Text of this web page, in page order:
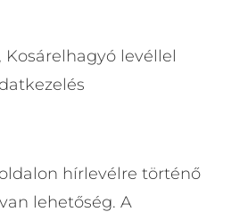
Kosárelhagyó levéllel
hírlevélre történő
lehetőség. A